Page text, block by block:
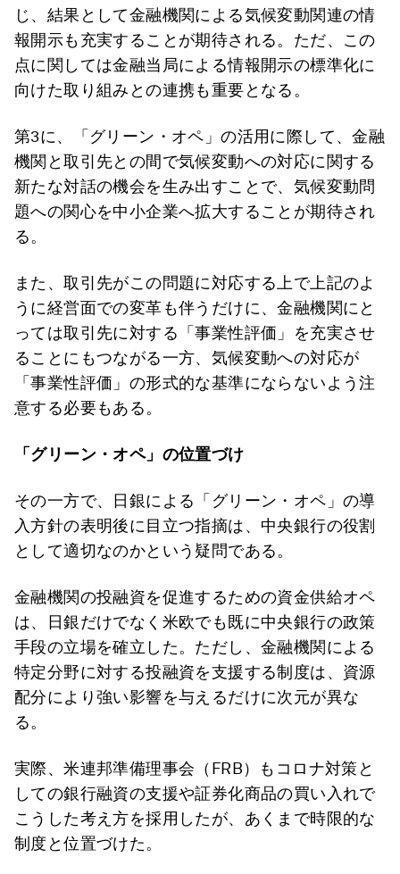
じ、結果として金融機関による気候変動関連の情
報開示も充実することが期待される。ただ、この
点に関しては金融当局による情報開示の標準化に
向けた取り組みとの連携も重要となる。
第3に、「グリーン・オペ」の活用に際して、金融
機関と取引先との間で気候変動への対応に関する
新たな対話の機会を生み出すことで、気候変動問
題への関心を中小企業へ拡大することが期待され
る。
また、取引先がこの問題に対応する上で上記のよ
うに経営面での変革も伴うだけに、金融機関にと
っては取引先に対する「事業性評価」を充実させ
ることにもつながる一方、気候変動への対応が
「事業性評価」の形式的な基準にならないよう注
意する必要もある。
「グリーン・オペ」の位置づけ
その一方で、日銀による「グリーン・オペ」の導
入方針の表明後に目立つ指摘は、中央銀行の役割
として適切なのかという疑問である。
金融機関の投融資を促進するための資金供給オペ
は、日銀だけでなく米欧でも既に中央銀行の政策
手段の立場を確立した。ただし、金融機関による
特定分野に対する投融資を支援する制度は、資源
配分により強い影響を与えるだけに次元が異な
る。
実際、米連邦準備理事会（FRB）もコロナ対策と
しての銀行融資の支援や証券化商品の買い入れで
こうした考え方を採用したが、あくまで時限的な
制度と位置づけた。